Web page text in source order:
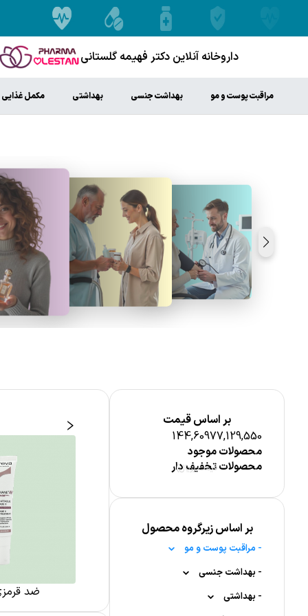
داروخانه آنلاین دکتر فهیمه گلستانی
مراقبت پوست و مو بهداشت جنسی بهداشتی مکمل غذایی
بر اساس قیمت
144,60977,129,550
قیمت (ریال)
محصولات موجود
محصولات تخفیف دار
بر اساس زیرگروه محصول
- مراقبت پوست و مو
-مراقبت پوست صورت
-لیفتینگ
-پماد سوختگی
- بهداشت جنسی
-ژل لوبریکانت
- بهداشتی
شوینده و پاک کننده پوست ضد